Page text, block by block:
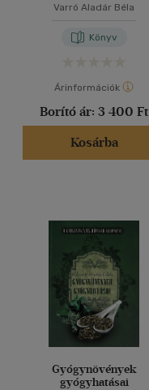
Varró Aladár Béla
Könyv
Árinformációk
Borító ár: 3 400 Ft
Kosárba
Gyógynövények
gyógyhatásai